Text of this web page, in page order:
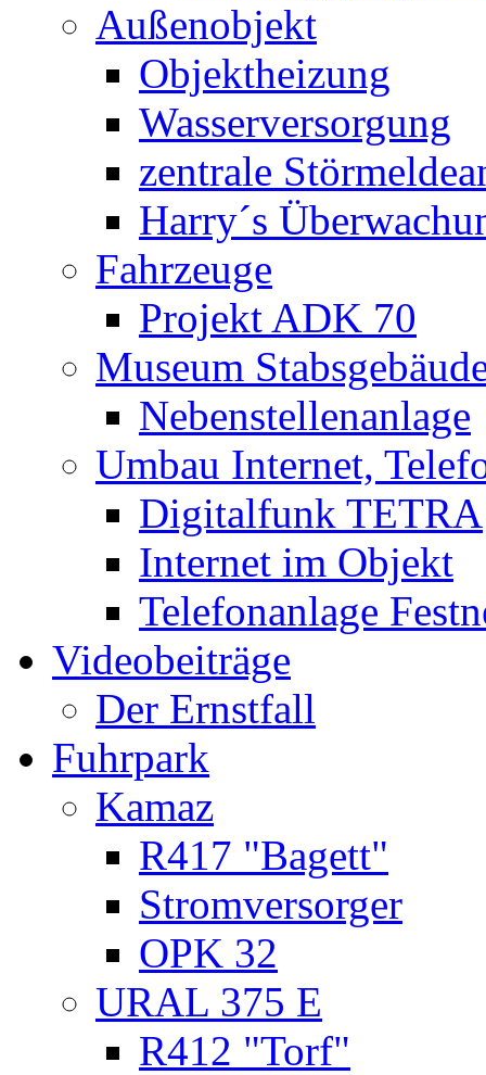
Außenobjekt
Objektheizung
Wasserversorgung
zentrale
Harry´s
Fahrzeuge
Projekt ADK 70
Museum
Nebenstellenanlage
Umbau Internet,
Digitalfunk TETRA
Internet im Objekt
Telefonanlage
Videobeiträge
Der Ernstfall
Fuhrpark
Kamaz
R417 "Bagett"
Stromversorger
OPK 32
URAL 375 E
R412 "Torf"